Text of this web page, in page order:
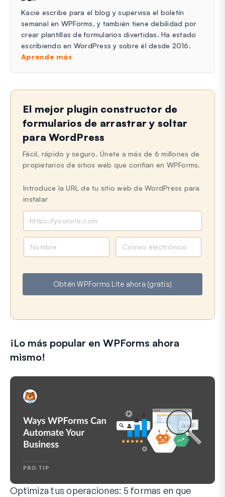
Kacie escribe para el blog y supervisa el boletín
semanal en WPForms, y también tiene debilidad por
crear plantillas de formularios divertidas. Ha estado
escribiendo en WordPress y sobre él desde 2016.
Aprende más
El mejor plugin constructor de
formularios de arrastrar y soltar
para WordPress
Fácil, rápido y seguro. Únete a más de 6 millones de
propietarios de sitios web que confían en WPForms.
Introduce la URL de tu sitio web de WordPress para
instalar
b
e
r
e
o
l
c
ó
Obtén WPForms Lite ahora (gratis)
¡Lo más popular en WPForms ahora
mismo!
Optimiza tus operaciones: 5 formas en que